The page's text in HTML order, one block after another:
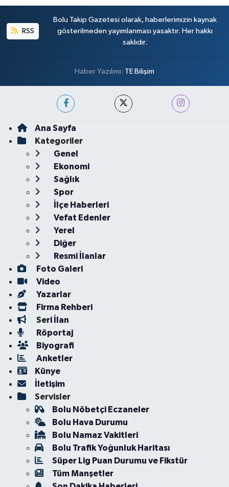
RSS
Bolu Takip Gazetesi olarak, haberlerimizin kaynak
gösterilmeden yayımlanması yasaktır. Her hakkı
saklıdır.
Haber Yazılımı: TE Bilişim
Ana Sayfa
Kategoriler
Genel
Ekonomi
Sağlık
Spor
İlçe Haberleri
Vefat Edenler
Yerel
Diğer
Resmi İlanlar
Foto Galeri
Video
Yazarlar
Firma Rehberi
Seri İlan
Röportaj
Biyografi
Anketler
Künye
İletişim
Servisler
Bolu Nöbetçi Eczaneler
Bolu Hava Durumu
Bolu Namaz Vakitleri
Bolu Trafik Yoğunluk Haritası
Süper Lig Puan Durumu ve Fikstür
Tüm Manşetler